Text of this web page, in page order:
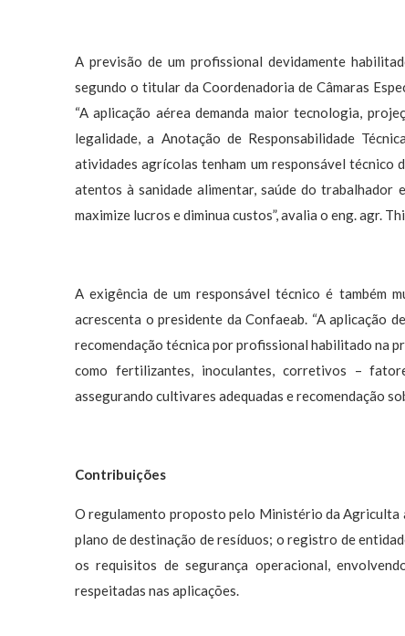
A previsão de um profissional devidamente
segundo o titular da Coordenadoria de Câmaras
“A aplicação aérea demanda maior tecnologia,
legalidade, a Anotação de Responsabilidade
atividades agrícolas tenham um responsável técnico
atentos à sanidade alimentar, saúde do trabalhador
maximize lucros e diminua custos”, avalia o eng. agr.
A exigência de um responsável técnico é também
acrescenta o presidente da Confaeab. “A aplicação
recomendação técnica por profissional habilitado na
como fertilizantes, inoculantes, corretivos –
assegurando cultivares adequadas e recomendação
Contribuições
O regulamento proposto pelo Ministério da Agriculta
plano de destinação de resíduos; o registro de
os requisitos de segurança operacional,
respeitadas nas aplicações.